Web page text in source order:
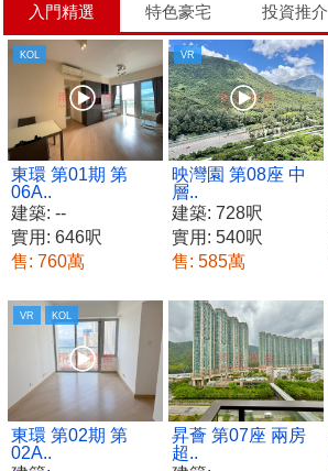
入門精選 特色豪宅 投資推介
KOL
東環 第01期 第
06A..
建築: --
實用: 646呎
售: 760萬
VR
映灣園 第08座 中
層..
建築: 728呎
實用: 540呎
售: 585萬
VR KOL
東環 第02期 第
02A..
昇薈 第07座 兩房
超..